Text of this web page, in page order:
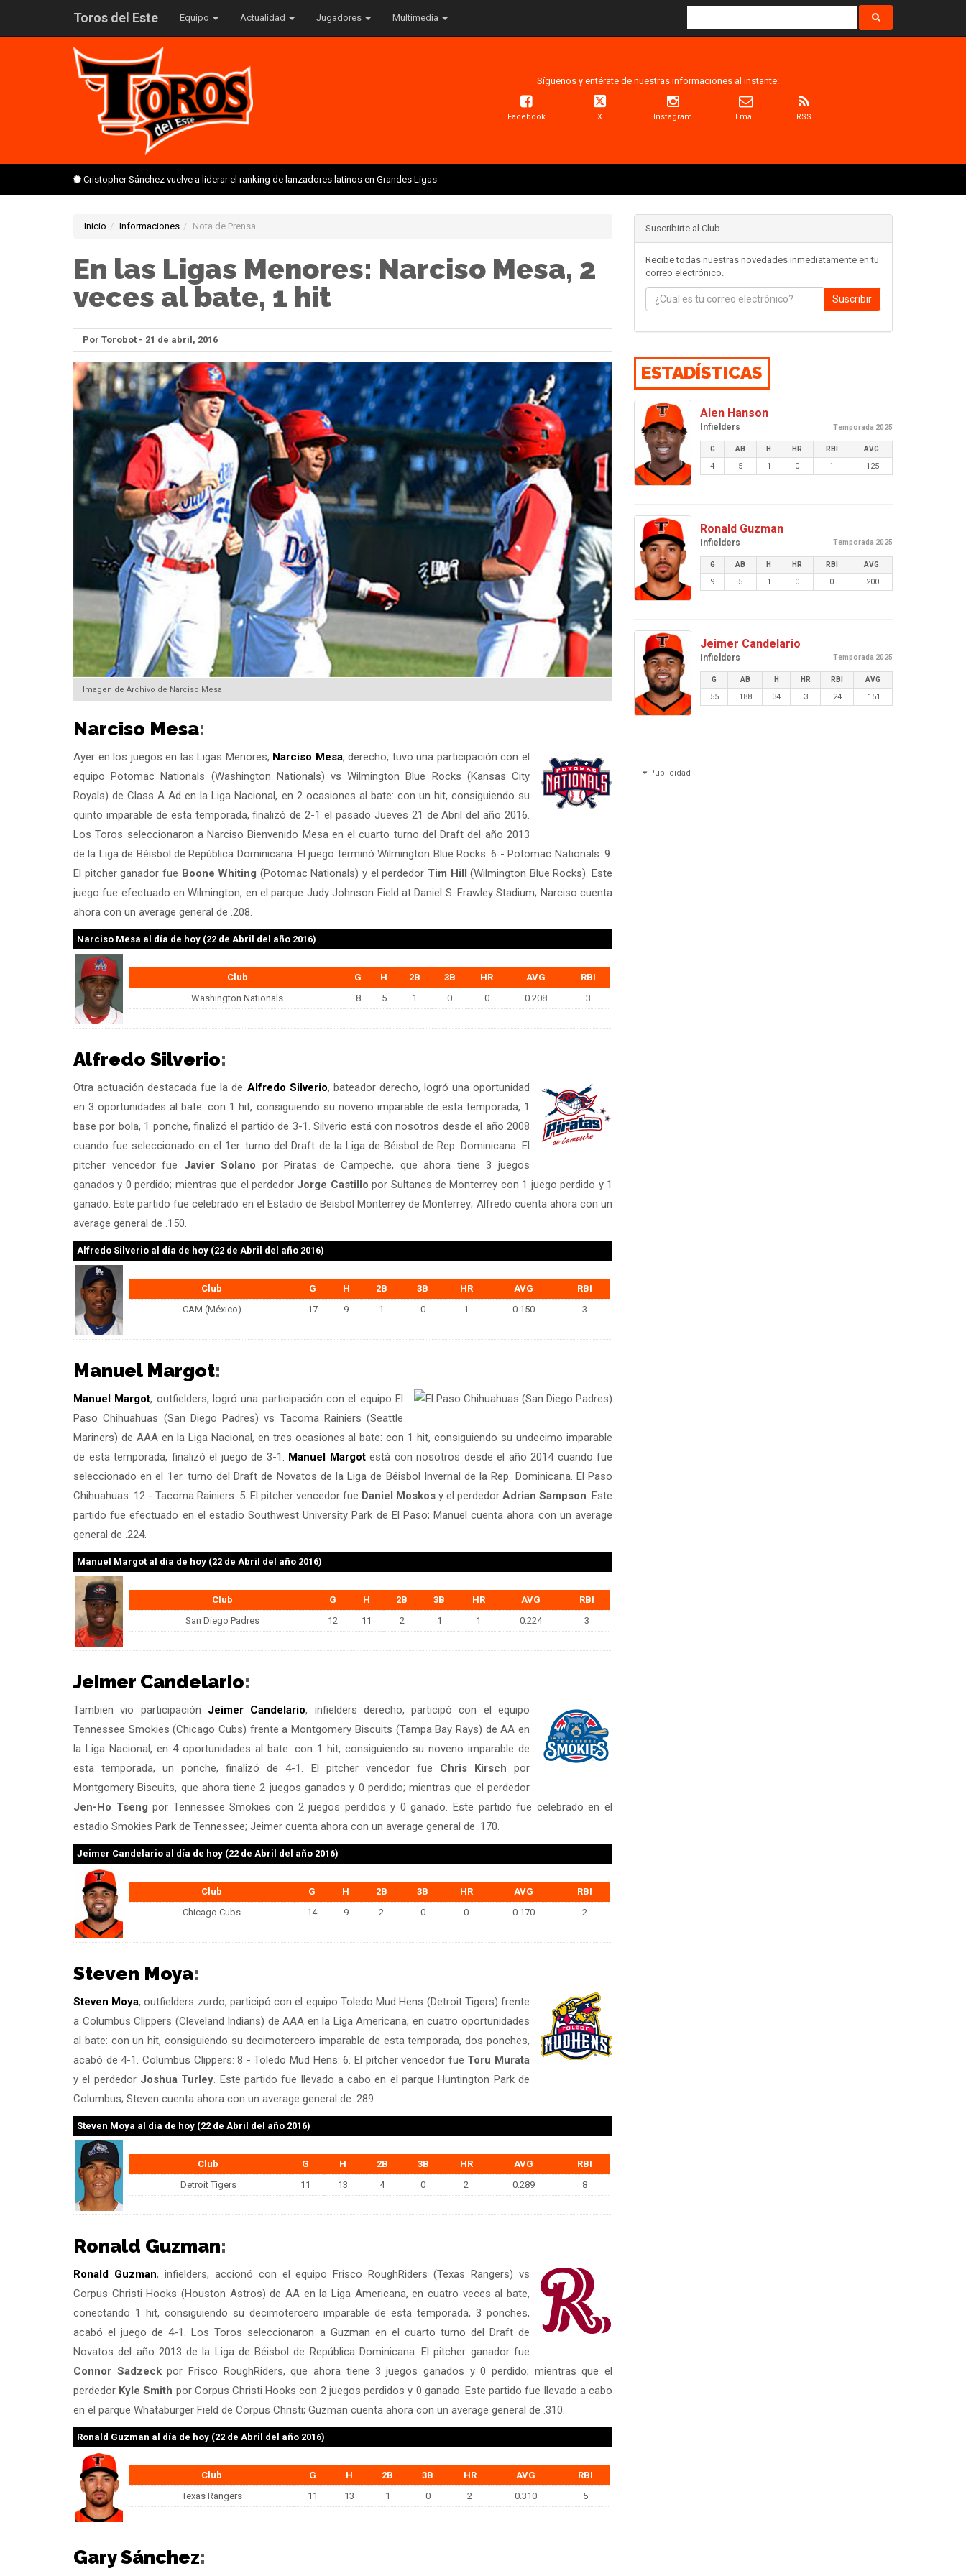
Toros del Este Equipo Actualidad Jugadores Multimedia
Síguenos y entérate de nuestras informaciones al instante:
Facebook X Instagram Email RSS
Cristopher Sánchez vuelve a liderar el ranking de lanzadores latinos en Grandes Ligas
Inicio Informaciones Nota de Prensa
En las Ligas Menores: Narciso Mesa, 2
veces al bate, 1 hit
Por Torobot - 21 de abril, 2016
Imagen de Archivo de Narciso Mesa
Narciso Mesa:
Ayer en los juegos en las Ligas Menores, Narciso Mesa, derecho, tuvo una participación con el
equipo Potomac Nationals (Washington Nationals) vs Wilmington Blue Rocks (Kansas City
Royals) de Class A Ad en la Liga Nacional, en 2 ocasiones al bate: con un hit, consiguiendo su
quinto imparable de esta temporada, finalizó de 2-1 el pasado Jueves 21 de Abril del año 2016.
Los Toros seleccionaron a Narciso Bienvenido Mesa en el cuarto turno del Draft del año 2013
de la Liga de Béisbol de República Dominicana. El juego terminó Wilmington Blue Rocks: 6 - Potomac Nationals: 9.
El pitcher ganador fue Boone Whiting (Potomac Nationals) y el perdedor Tim Hill (Wilmington Blue Rocks). Este
juego fue efectuado en Wilmington, en el parque Judy Johnson Field at Daniel S. Frawley Stadium; Narciso cuenta
ahora con un average general de .208.
Narciso Mesa al día de hoy (22 de Abril del año 2016)
Club G H 2B 3B HR AVG
RBI
Washington Nationals
8 5 1 0 0 0.208 3
Alfredo Silverio:
Otra actuación destacada fue la de Alfredo Silverio, bateador derecho, logró una oportunidad
en 3 oportunidades al bate: con 1 hit, consiguiendo su noveno imparable de esta temporada, 1
base por bola, 1 ponche, finalizó el partido de 3-1. Silverio está con nosotros desde el año 2008
cuando fue seleccionado en el 1er. turno del Draft de la Liga de Béisbol de Rep. Dominicana. El
pitcher vencedor fue Javier Solano por Piratas de Campeche, que ahora tiene 3 juegos
ganados y 0 perdido; mientras que el perdedor Jorge Castillo por Sultanes de Monterrey con 1 juego perdido y 1
ganado. Este partido fue celebrado en el Estadio de Beisbol Monterrey de Monterrey; Alfredo cuenta ahora con un
average general de .150.
Alfredo Silverio al día de hoy (22 de Abril del año 2016)
Club G H 2B 3B HR AVG
RBI
CAM (México)
17 9 1 0 1 0.150 3
Manuel Margot:
Manuel Margot, outfielders, logró una participación con el equipo El
Paso Chihuahuas (San Diego Padres) vs Tacoma Rainiers (Seattle
Mariners) de AAA en la Liga Nacional, en tres ocasiones al bate: con 1 hit, consiguiendo su undecimo imparable
de esta temporada, finalizó el juego de 3-1. Manuel Margotestá con nosotros desde el año 2014 cuando fue
seleccionado en el 1er. turno del Draft de Novatos de la Liga de Béisbol Invernal de la Rep. Dominicana. El Paso
Chihuahuas: 12 - Tacoma Rainiers: 5. El pitcher vencedor fue Daniel Moskos y el perdedor Adrian Sampson . Este
partido fue efectuado en el estadio Southwest University Park de El Paso; Manuel cuenta ahora con un average
general de .224.
Manuel Margot al día de hoy (22 de Abril del año 2016)
Club G H 2B 3B HR AVG
RBI
San Diego Padres
12 11 2 1 1 0.224 3
Jeimer Candelario:
Tambien vio participación Jeimer Candelario, infielders derecho, participó con el equipo
Tennessee Smokies (Chicago Cubs) frente a Montgomery Biscuits (Tampa Bay Rays) de AA en
la Liga Nacional, en 4 oportunidades al bate: con 1 hit, consiguiendo su noveno imparable de
esta temporada, un ponche, finalizó de 4-1. El pitcher vencedor fue Chris Kirsch por
Montgomery Biscuits, que ahora tiene 2 juegos ganados y 0 perdido; mientras que el perdedor
Jen-Ho Tseng por Tennessee Smokies con 2 juegos perdidos y 0 ganado. Este partido fue celebrado en el
estadio Smokies Park de Tennessee; Jeimer cuenta ahora con un average general de .170.
Jeimer Candelario al día de hoy (22 de Abril del año 2016)
Club G H 2B 3B HR AVG
RBI
Chicago Cubs
14 9 2 0 0 0.170 2
Steven Moya:
Steven Moya, outfielders zurdo, participó con el equipo Toledo Mud Hens (Detroit Tigers) frente
a Columbus Clippers (Cleveland Indians) de AAA en la Liga Americana, en cuatro oportunidades
al bate: con un hit, consiguiendo su decimotercero imparable de esta temporada, dos ponches,
acabó de 4-1. Columbus Clippers: 8 - Toledo Mud Hens: 6. El pitcher vencedor fue Toru Murata
y el perdedor Joshua Turley . Este partido fue llevado a cabo en el parque Huntington Park de
Columbus; Steven cuenta ahora con un average general de .289.
Steven Moya al día de hoy (22 de Abril del año 2016)
Club G H 2B 3B HR AVG
RBI
Detroit Tigers
11 13 4 0 2 0.289 8
Ronald Guzman:
Ronald Guzman, infielders, accionó con el equipo Frisco RoughRiders (Texas Rangers) vs
Corpus Christi Hooks (Houston Astros) de AA en la Liga Americana, en cuatro veces al bate,
conectando 1 hit, consiguiendo su decimotercero imparable de esta temporada, 3 ponches,
acabó el juego de 4-1. Los Toros seleccionaron a Guzman en el cuarto turno del Draft de
Novatos del año 2013 de la Liga de Béisbol de República Dominicana. El pitcher ganador fue
Connor Sadzeckpor Frisco RoughRiders, que ahora tiene 3 juegos ganados y 0 perdido; mientras que el
perdedor Kyle Smith por Corpus Christi Hooks con 2 juegos perdidos y 0 ganado. Este partido fue llevado a cabo
en el parque Whataburger Field de Corpus Christi; Guzman cuenta ahora con un average general de .310.
Ronald Guzman al día de hoy (22 de Abril del año 2016)
Club G H 2B 3B HR AVG
RBI
Texas Rangers
11 13 1 0 2 0.310 5
Gary Sánchez:
Suscribirte al Club
Recibe todas nuestras novedades inmediatamente en tu
correo electrónico.
Suscribir
ESTADÍSTICAS
Alen Hanson
Infielders Temporada 2025
G AB H HR RBI AVG
4 5 1 0 1 .125
Ronald Guzman
Infielders Temporada 2025
G AB H HR RBI AVG
9 5 1 0 0 .200
Jeimer Candelario
Infielders Temporada 2025
G AB H HR RBI AVG
55 188 34 3 24 .151
Publicidad